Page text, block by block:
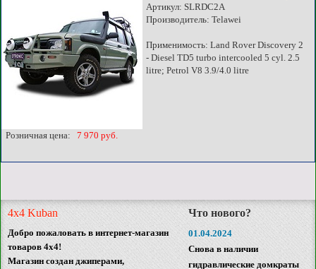
Артикул: SLRDC2A
Производитель: Telawei
Применимость: Land Rover Discovery 2
- Diesel TD5 turbo intercooled 5 cyl. 2.5
litre; Petrol V8 3.9/4.0 litre
Розничная цена: 7 970 руб.
4x4 Kuban
Добро пожаловать в интернет-магазин
товаров 4x4!
Магазин создан джиперами,
Что нового?
01.04.2024
Снова в наличии
гидравлические домкраты